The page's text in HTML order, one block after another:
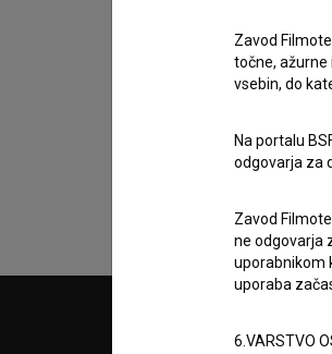
Sprejemamsplošne
zavod za širjenje filmske kulture
Zavod
točne, ažurne
vsebin, do
Na portalu
odgovarja za
Zavod
ne odgovarja
uporabnikom
uporaba
6.VARSTVO